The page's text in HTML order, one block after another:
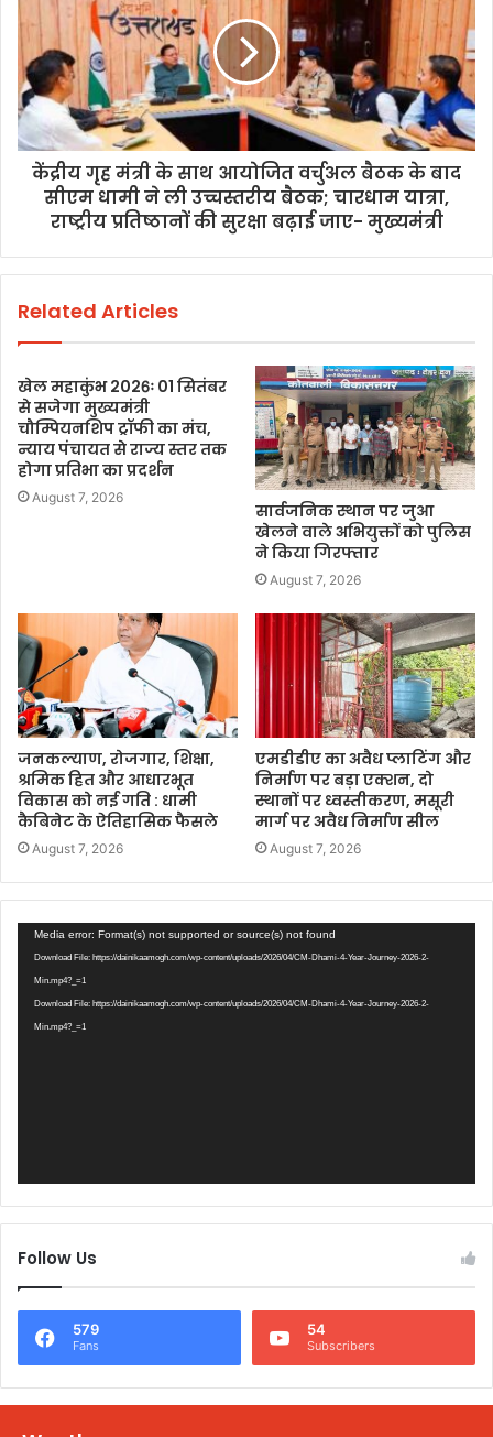
केंद्रीय गृह मंत्री के साथ आयोजित वर्चुअल बैठक के बाद
सीएम धामी ने ली उच्चस्तरीय बैठक; चारधाम यात्रा,
राष्ट्रीय प्रतिष्ठानों की सुरक्षा बढ़ाई जाए- मुख्यमंत्री
Related Articles
खेल महाकुंभ 2026ः 01 सितंबर
से सजेगा मुख्यमंत्री
चौम्पियनशिप ट्रॉफी का मंच,
न्याय पंचायत से राज्य स्तर तक
होगा प्रतिभा का प्रदर्शन
August 7, 2026
सार्वजनिक स्थान पर जुआ
खेलने वाले अभियुक्तों को पुलिस
ने किया गिरफ्तार
August 7, 2026
जनकल्याण, रोजगार, शिक्षा,
श्रमिक हित और आधारभूत
विकास को नई गति : धामी
कैबिनेट के ऐतिहासिक फैसले
August 7, 2026
एमडीडीए का अवैध प्लाटिंग और
निर्माण पर बड़ा एक्शन, दो
स्थानों पर ध्वस्तीकरण, मसूरी
मार्ग पर अवैध निर्माण सील
August 7, 2026
Video
Player
Media error: Format(s) not supported or source(s) not found
Download File: https://dainikaamogh.com/wp-content/uploads/2026/04/CM-Dhami-4-Year-Journey-2026-2-
Min.mp4?_=1
Download File: https://dainikaamogh.com/wp-content/uploads/2026/04/CM-Dhami-4-Year-Journey-2026-2-
Min.mp4?_=1
Follow Us
579
Fans
54
Subscribers